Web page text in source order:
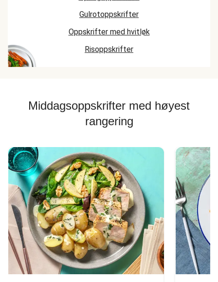
Gulrotoppskrifter
Oppskrifter med hvitløk
Risoppskrifter
Middagsoppskrifter med høyest
rangering